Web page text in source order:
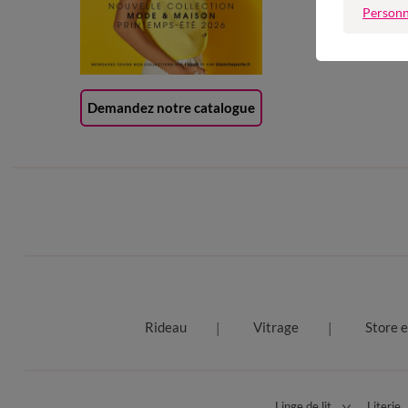
Demandez notre catalogue
Carte
Rideau Vitrage Store